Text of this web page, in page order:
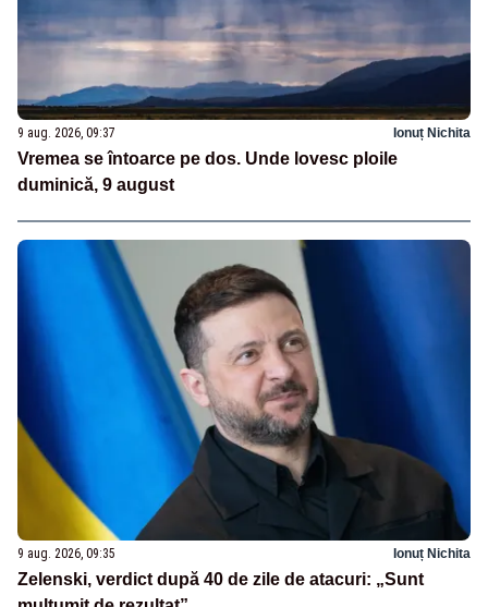
9 aug. 2026, 09:37 Ionuț Nichita
Vremea se întoarce pe dos. Unde lovesc ploile
duminică, 9 august
9 aug. 2026, 09:35 Ionuț Nichita
Zelenski, verdict după 40 de zile de atacuri: „Sunt